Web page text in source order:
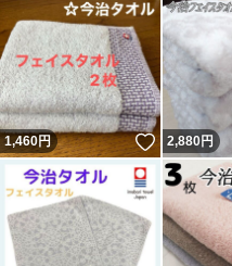
1,460円 いいね！
2,880円